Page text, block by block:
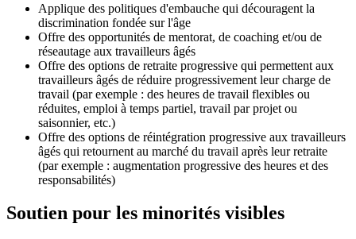
Applique des politiques d'embauche qui découragent la
discrimination fondée sur l'âge
Offre des opportunités de mentorat, de coaching et/ou de
réseautage aux travailleurs âgés
Offre des options de retraite progressive qui permettent aux
travailleurs âgés de réduire progressivement leur charge de
travail (par exemple : des heures de travail flexibles ou
réduites, emploi à temps partiel, travail par projet ou
saisonnier, etc.)
Offre des options de réintégration progressive aux travailleurs
âgés qui retournent au marché du travail après leur retraite
(par exemple : augmentation progressive des heures et des
responsabilités)
Soutien pour les minorités visibles